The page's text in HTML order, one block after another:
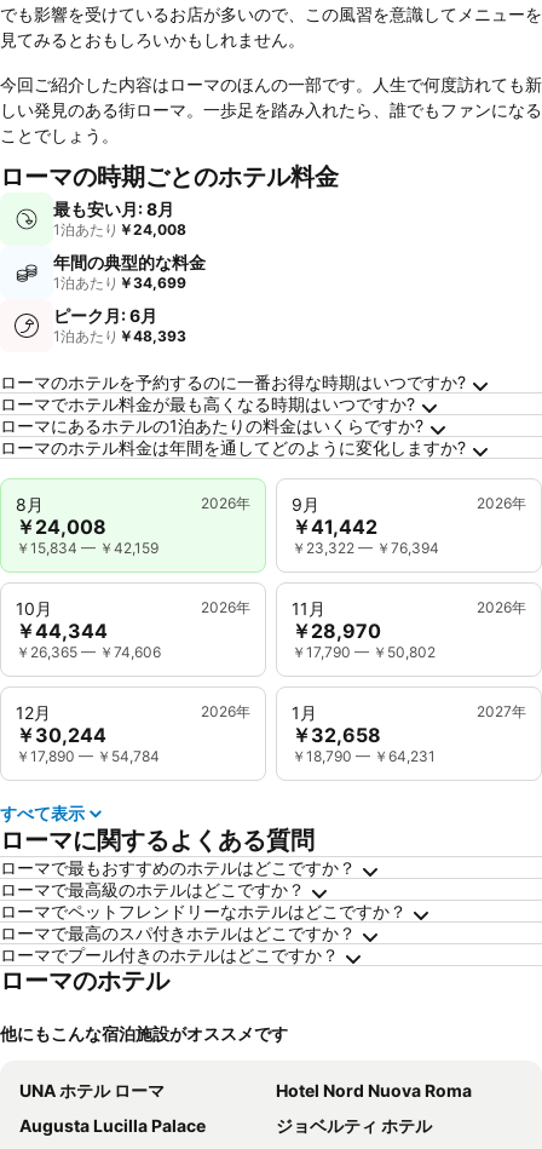
でも影響を受けているお店が多いので、この風習を意識してメニューを
見てみるとおもしろいかもしれません。
今回ご紹介した内容はローマのほんの一部です。人生で何度訪れても新
しい発見のある街ローマ。一歩足を踏み入れたら、誰でもファンになる
ことでしょう。
ローマの時期ごとのホテル料金
最も安い月: 8月
1泊あたり ￥24,008
年間の典型的な料金
1泊あたり ￥34,699
ピーク月: 6月
1泊あたり ￥48,393
ローマに関するよくある質問
ローマのホテルを予約するのに一番お得な時期はいつですか?
ローマでホテル料金が最も高くなる時期はいつですか?
ローマにあるホテルの1泊あたりの料金はいくらですか?
ローマのホテル料金は年間を通してどのように変化しますか?
8月 2026年
￥24,008
￥15,834 — ￥42,159
9月 2026年
￥41,442
￥23,322 — ￥76,394
10月 2026年
￥44,344
￥26,365 — ￥74,606
11月 2026年
￥28,970
￥17,790 — ￥50,802
12月 2026年
￥30,244
￥17,890 — ￥54,784
1月 2027年
￥32,658
￥18,790 — ￥64,231
すべて表示
ローマに関するよくある質問
ローマで最もおすすめのホテルはどこですか？
ローマで最高級のホテルはどこですか？
ローマでペットフレンドリーなホテルはどこですか？
ローマで最高のスパ付きホテルはどこですか？
ローマでプール付きのホテルはどこですか？
ローマのホテル
他にもこんな宿泊施設がオススメです
UNA ホテル ローマ
Hotel Nord Nuova Roma
Augusta Lucilla Palace
ジョベルティ ホテル